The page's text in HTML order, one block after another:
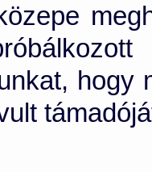
hogy